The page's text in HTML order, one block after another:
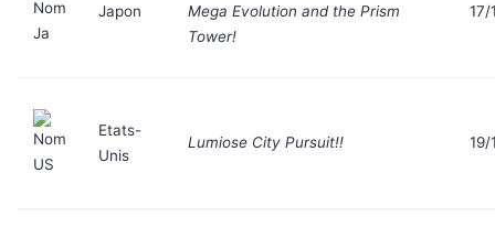
Japon
Mega Evolution and the Prism
Tower!
17/
Etats-
Unis
Lumiose City Pursuit!! 19/